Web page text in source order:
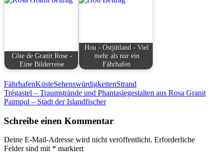
Côte de Granit Rose -
Eine Bilderreise
Hou - Ostjütland - Viel
mehr als nur ein
Fährhafen
FährhafenKüsteSehenswürdigkeitenStrand
Beitragsnavigation
Trégastel – Traumstrände und Phantasiegestalten aus Rosa Granit
Paimpol – Stadt der Islandfischer
Schreibe einen Kommentar
Deine E-Mail-Adresse wird nicht veröffentlicht. Erforderliche
Felder sind mit * markiert